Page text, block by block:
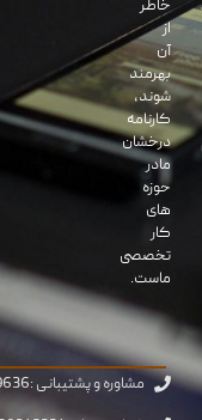
خاطر
از
آن
بهرمند
شوند،
کارنامه
درخشان
مادر
حوزه
های
کار
تخصصی
ماست.
مشاوره و پشتیبانی :09130619636